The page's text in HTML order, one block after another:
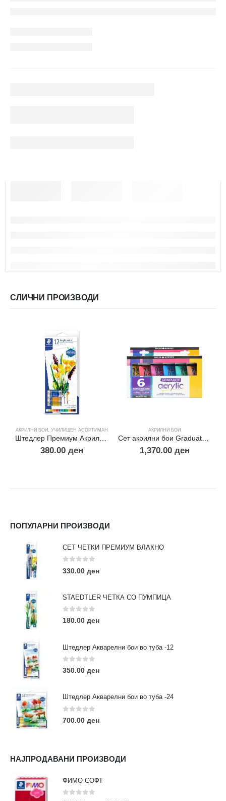
СЛИЧНИ ПРОИЗВОДИ
АКРИЛНИ БОИ , УЧИЛИШЕН АСОРТИМАН
Штедлер Премиум Акрилни бои -12
380.00 ден
АКРИЛНИ БОИ
Сет акрилни бои Graduate metallic 6х75мл.
1,370.00 ден
ПОПУЛАРНИ ПРОИЗВОДИ
СЕТ ЧЕТКИ ПРЕМИУМ ВЛАКНО
0 out of 5
330.00 ден
STAEDTLER ЧЕТКА СО ПУМПИЦА
0 out of 5
180.00 ден
Штедлер Акварелни бои во туба -12
0out of 5
350.00 ден
Штедлер Акварелни бои во туба -24
0out of 5
700.00 ден
НАЈПРОДАВАНИ ПРОИЗВОДИ
ФИМО СОФТ